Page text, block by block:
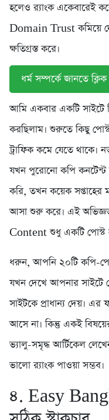
হলেও র‍্যাংক একেবারেই
Domain Trust কমিয়ে
ক্ষতিগ্রস্ত করে।
ধর্ম সম্পর্কে জানতে
আমি একবার একটি সাইটে
করছিলাম। শুরুতে কিছু
ট্রাফিক কমে যেতে থাকে।
যখন পুরোনো কপি কনটেন্ট
করি, তখন কয়েক
আসা শুরু করে। এই
Content শুধু একটি পোস্ট
ধরুন, আপনি ২০টি কপি-
যখন দেখে আপনার সাইটে
সাইটকে প্রাধান্য দেয়।
আসে না। কিন্তু একই
ভ্যালু-সমৃদ্ধ আর্টিকেল
ভালো র‍্যাংক পাওয়া সম্ভব।
৪. Easy